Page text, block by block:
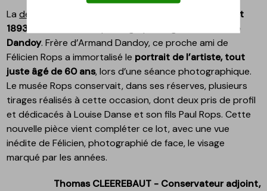
Ladernière pièce
15 juillet
1893
Héliodore
Dandoy. Frère d’Armand Dandoy, ce proche ami de
Félicien Rops a immortalisé le portrait de l’artiste, tout
juste âgé de 60 ans, lors d’une séance photographique.
Le musée Rops conservait, dans ses réserves, plusieurs
tirages réalisés à cette occasion, dont deux pris de profil
et dédicacés à Louise Danse et son fils Paul Rops. Cette
nouvelle pièce vient compléter ce lot, avec une vue
inédite de Félicien, photographié de face, le visage
marqué par les années.
Thomas CLEEREBAUT - Conservateur adjoint,